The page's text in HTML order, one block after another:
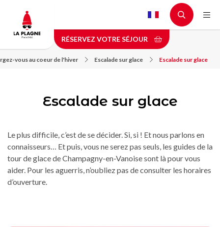
contenu
principal
RÉSERVEZ VOTRE SÉJOUR
vous au coeur de l'hiver Escalade sur glace Escalade sur glace
Escalade sur glace
Le plus difficile, c’est de se décider. Si, si ! Et nous parlons en
connaisseurs… Et puis, vous ne serez pas seuls, les guides de la
tour de glace de Champagny-en-Vanoise sont là pour vous
aider. Pour les aguerris, n’oubliez pas de consulter les horaires
d’ouverture.